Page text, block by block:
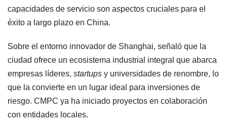
capacidades de servicio son aspectos cruciales para el
éxito a largo plazo en China.
Sobre el entorno innovador de Shanghai, señaló que la
ciudad ofrece un ecosistema industrial integral que abarca
empresas líderes, startups y universidades de renombre, lo
que la convierte en un lugar ideal para inversiones de
riesgo. CMPC ya ha iniciado proyectos en colaboración
con entidades locales.